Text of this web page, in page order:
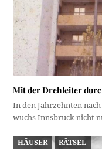
Mit der Drehleiter
In den Jahrzehnten
wuchs Innsbruck nicht
HÄUSER RÄTSEL